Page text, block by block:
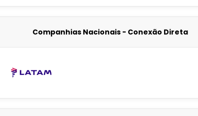
Companhias Nacionais - Conexão Direta